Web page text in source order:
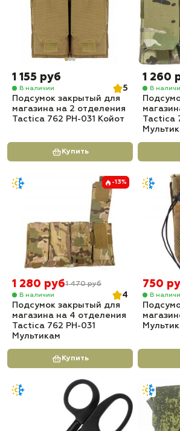
1 155 руб
В наличии
5
Подсумок закрытый для
магазина на 2 отделения
Tactica 762 PH-031 Койот
Купить
1 260
В
Tactica
-13%
1 280 руб1 470 руб
В наличии
4
Подсумок закрытый для
магазина на 4 отделения
Tactica 762 PH-031
Мультикам
Купить
750
В